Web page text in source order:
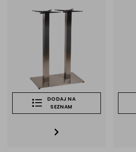
DODAJ NA
SEZNAM